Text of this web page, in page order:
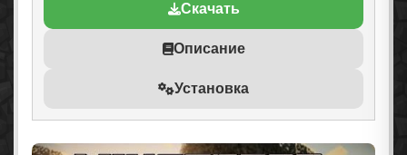
Скачать
Описание
Установка